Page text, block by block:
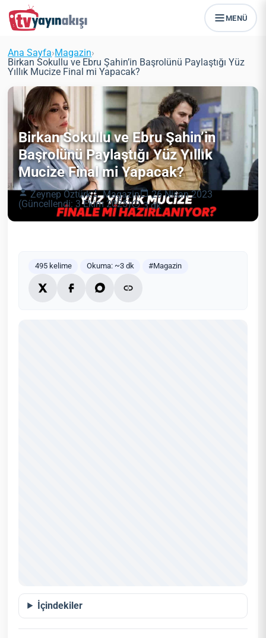
MENÜ
Ana Sayfa›Magazin›
Birkan Sokullu ve Ebru Şahin’in Başrolünü Paylaştığı Yüz
Yıllık Mucize Final mi Yapacak?
Birkan Sokullu ve Ebru Şahin’in
Başrolünü Paylaştığı Yüz Yıllık
Mucize Final mi Yapacak?
Zeynep Öztürk Magazin
26 Nisan 2023
(Güncellendi: 3 Ekim 2025)
3 dk
495 kelime Okuma: ~3 dk #Magazin
İçindekiler